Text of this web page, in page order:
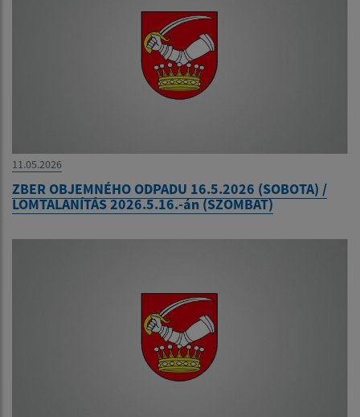
11.05.2026
ZBER OBJEMNÉHO ODPADU 16.5.2026 (SOBOTA) /
LOMTALANÍTÁS 2026.5.16.-án (SZOMBAT)